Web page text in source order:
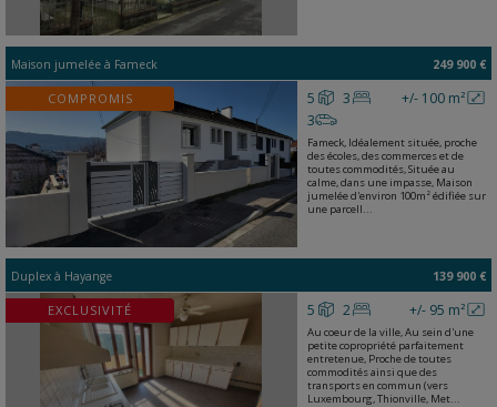
Maison jumelée à Fameck 249 900 €
COMPROMIS +/- 100 m²
5
3
3
Fameck, Idéalement située, proche
des écoles, des commerces et de
toutes commodités, Située au
calme, dans une impasse, Maison
jumelée d'environ 100m² édifiée sur
une parcell...
Duplex à Hayange 139 900 €
EXCLUSIVITÉ +/- 95 m²
5 2
Au coeur de la ville, Au sein d'une
petite copropriété parfaitement
entretenue, Proche de toutes
commodités ainsi que des
transports en commun (vers
Luxembourg, Thionville, Met...